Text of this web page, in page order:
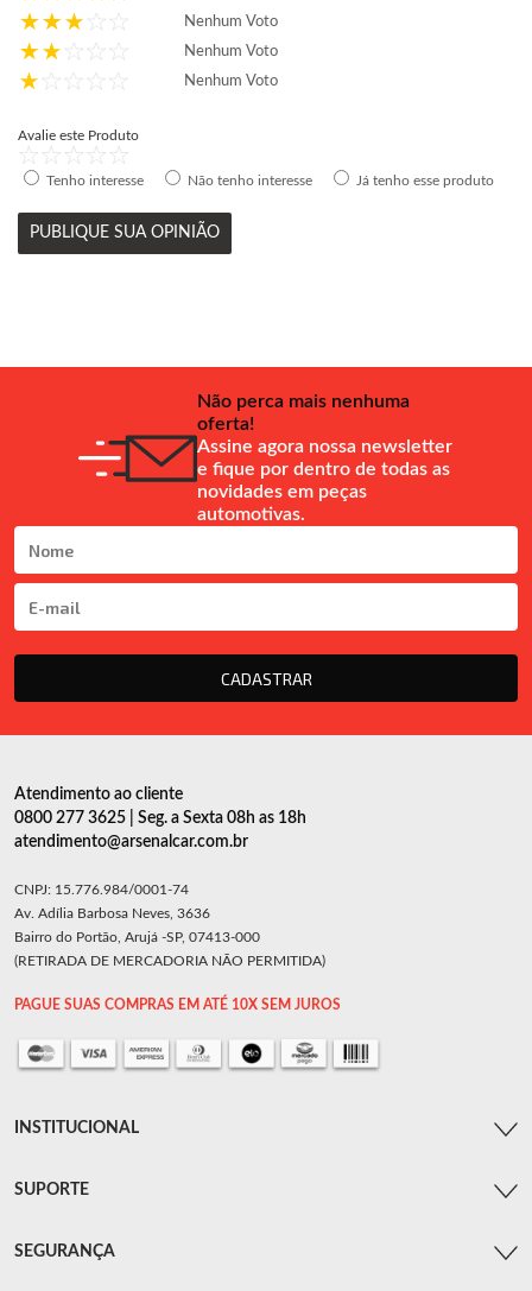
Nenhum Voto
Nenhum Voto
Nenhum Voto
Avalie este Produto
Tenho interesse Não tenho interesse Já tenho esse produto
PUBLIQUE SUA OPINIÃO
Não perca mais nenhuma
oferta!
Assine agora nossa newsletter
e fique por dentro de todas as
novidades em peças
automotivas.
CADASTRAR
Atendimento ao cliente
0800 277 3625 | Seg. a Sexta 08h as 18h
atendimento@arsenalcar.com.br
CNPJ: 15.776.984/0001-74
Av. Adília Barbosa Neves, 3636
Bairro do Portão, Arujá -SP, 07413-000
(RETIRADA DE MERCADORIA NÃO PERMITIDA)
PAGUE SUAS COMPRAS EM ATÉ 10X SEM JUROS
INSTITUCIONAL
SUPORTE
SEGURANÇA